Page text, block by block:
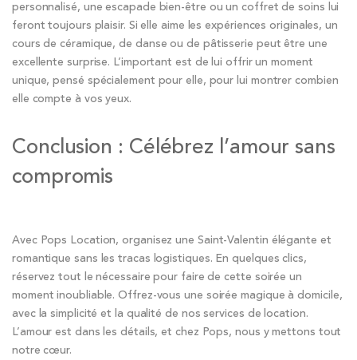
personnalisé, une escapade bien-être ou un coffret de soins lui
feront toujours plaisir. Si elle aime les expériences originales, un
cours de céramique, de danse ou de pâtisserie peut être une
excellente surprise. L’important est de lui offrir un moment
unique, pensé spécialement pour elle, pour lui montrer combien
elle compte à vos yeux.
Conclusion : Célébrez l’amour sans
compromis
Avec Pops Location, organisez une Saint-Valentin élégante et
romantique sans les tracas logistiques. En quelques clics,
réservez tout le nécessaire pour faire de cette soirée un
moment inoubliable. Offrez-vous une soirée magique à domicile,
avec la simplicité et la qualité de nos services de location.
L’amour est dans les détails, et chez Pops, nous y mettons tout
notre cœur.